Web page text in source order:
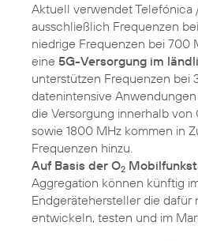
Aktuell verwendet Telefónica
ausschließlich Frequenzen
niedrige Frequenzen bei 700
eine 5G-Versorgung im
unterstützen Frequenzen bei
datenintensive
die Versorgung innerhalb
sowie 1800 MHz kommen in
Auf Basis der O2
Aggregation können künftig
Endgerätehersteller die
entwickeln, testen und im